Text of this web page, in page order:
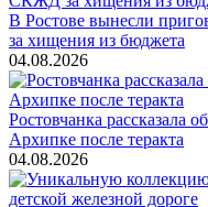
В Ростове вынесли
за хищения из бюджета
04.08.2026
Ростовчанка рассказала
Архипке после теракта
04.08.2026